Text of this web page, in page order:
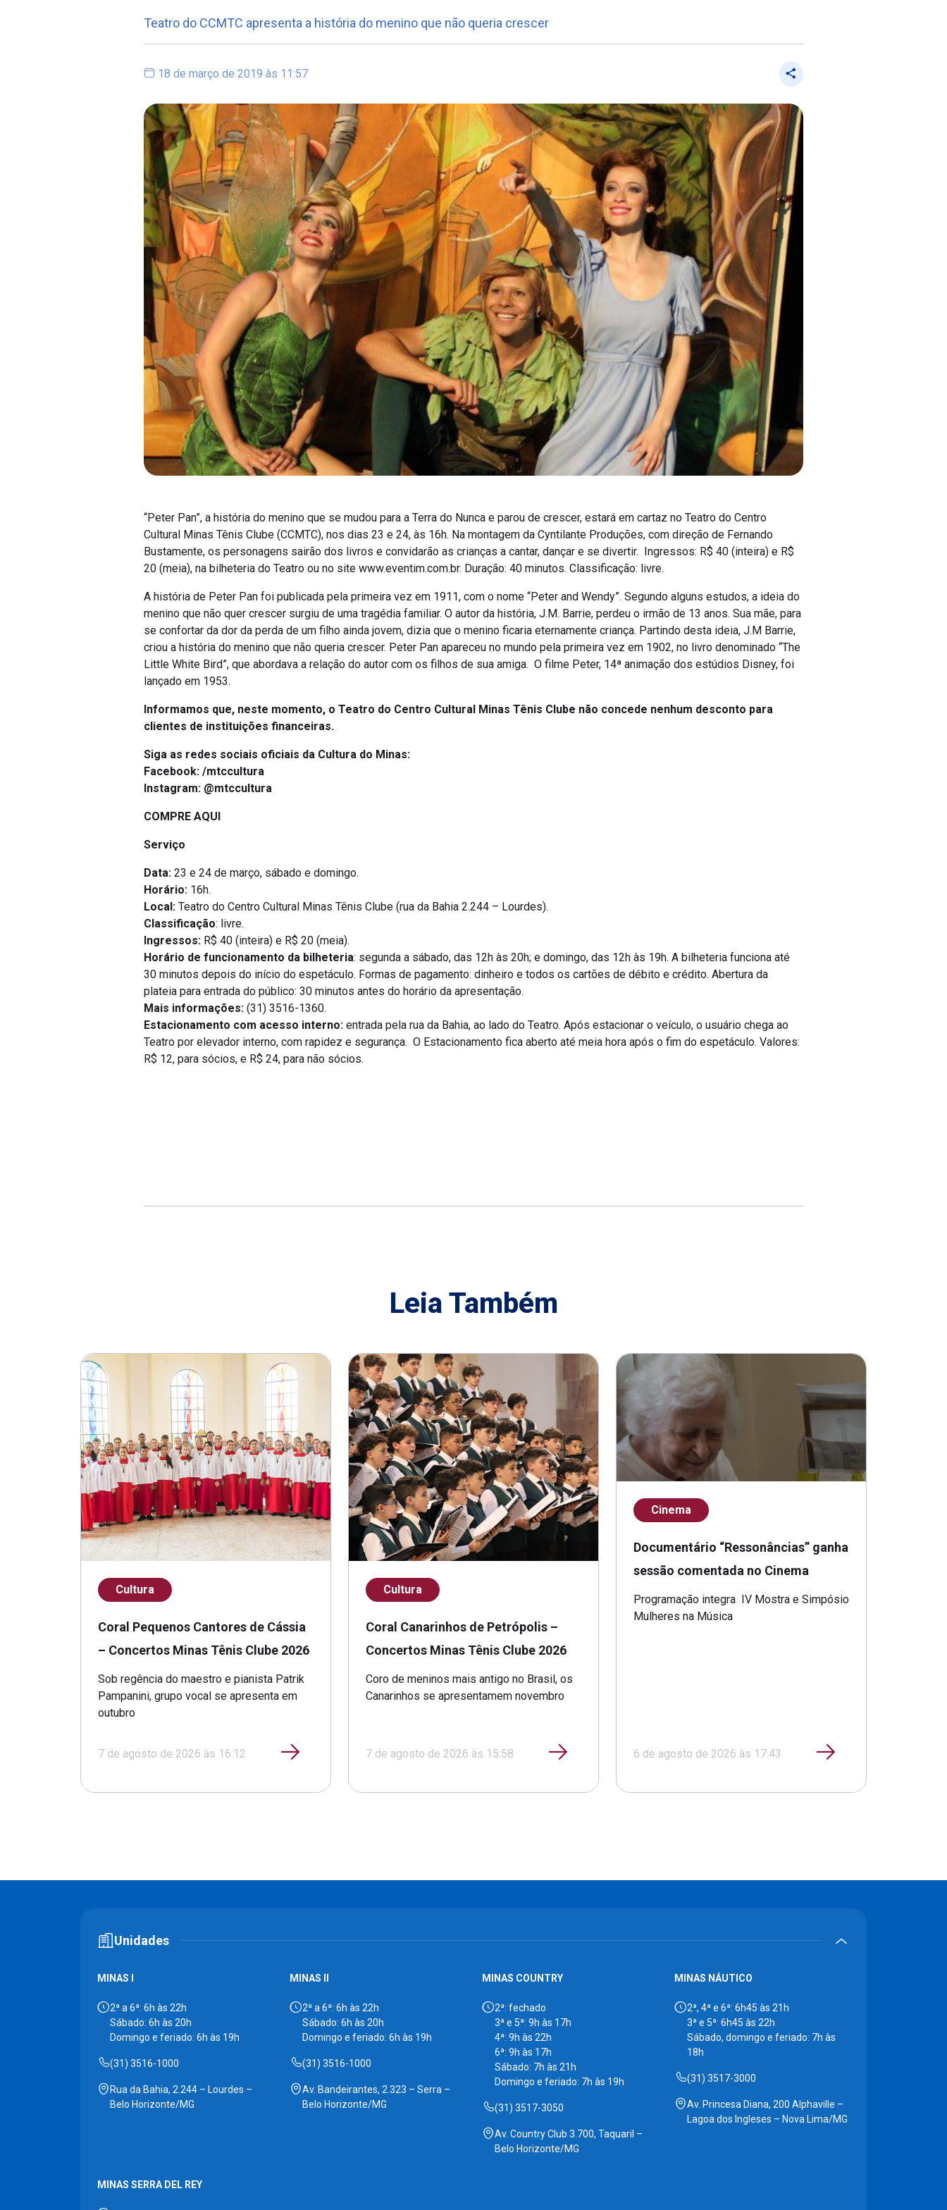
Teatro do CCMTC apresenta a história do menino que não queria crescer
18 de março de 2019 às 11:57
“Peter Pan”, a história do menino que se mudou para a Terra do Nunca e parou de crescer, estará em cartaz no Teatro do Centro
Cultural Minas Tênis Clube (CCMTC), nos dias 23 e 24, às 16h. Na montagem da Cyntilante Produções, com direção de Fernando
Bustamente, os personagens sairão dos livros e convidarão as crianças a cantar, dançar e se divertir. Ingressos: R$ 40 (inteira) e R$
20 (meia), na bilheteria do Teatro ou no site www.eventim.com.br. Duração: 40 minutos. Classificação: livre.
A história de Peter Pan foi publicada pela primeira vez em 1911, com o nome “Peter and Wendy”. Segundo alguns estudos, a ideia do
menino que não quer crescer surgiu de uma tragédia familiar. O autor da história, J.M. Barrie, perdeu o irmão de 13 anos. Sua mãe, para
se confortar da dor da perda de um filho ainda jovem, dizia que o menino ficaria eternamente criança. Partindo desta ideia, J.M Barrie,
criou a história do menino que não queria crescer. Peter Pan apareceu no mundo pela primeira vez em 1902, no livro denominado “The
Little White Bird”, que abordava a relação do autor com os filhos de sua amiga. O filme Peter, 14ª animação dos estúdios Disney, foi
lançado em 1953.
Informamos que, neste momento, o Teatro do Centro Cultural Minas Tênis Clube não concede nenhum desconto para
clientes de instituições financeiras.
Siga as redes sociais oficiais da Cultura do Minas:
Facebook: /mtccultura
Instagram: @mtccultura
COMPRE AQUI
Serviço
Data: 23 e 24 de março, sábado e domingo.
Horário: 16h.
Local: Teatro do Centro Cultural Minas Tênis Clube (rua da Bahia 2.244 – Lourdes).
Classificação: livre.
Ingressos: R$ 40 (inteira) e R$ 20 (meia).
Horário de funcionamento da bilheteria: segunda a sábado, das 12h às 20h; e domingo, das 12h às 19h. A bilheteria funciona até
30 minutos depois do início do espetáculo. Formas de pagamento: dinheiro e todos os cartões de débito e crédito. Abertura da
plateia para entrada do público: 30 minutos antes do horário da apresentação.
Mais informações: (31) 3516-1360.
Estacionamento com acesso interno: entrada pela rua da Bahia, ao lado do Teatro. Após estacionar o veículo, o usuário chega ao
Teatro por elevador interno, com rapidez e segurança. O Estacionamento fica aberto até meia hora após o fim do espetáculo. Valores:
R$ 12, para sócios, e R$ 24, para não sócios.
Leia Também
Cultura
Coral Pequenos Cantores de Cássia
– Concertos Minas Tênis Clube 2026
Sob regência do maestro e pianista Patrik
Pampanini, grupo vocal se apresenta em
outubro
7 de agosto de 2026 às 16:12
Cultura
Coral Canarinhos de Petrópolis –
Concertos Minas Tênis Clube 2026
Coro de meninos mais antigo no Brasil, os
Canarinhos se apresentamem novembro
7 de agosto de 2026 às 15:58
Cinema
Documentário “Ressonâncias” ganha
sessão comentada no Cinema
Programação integra IV Mostra e Simpósio
Mulheres na Música
6 de agosto de 2026 às 17:43
Unidades
MINAS I
2ª a 6ª: 6h às 22h
Sábado: 6h às 20h
Domingo e feriado: 6h às 19h
(31) 3516-1000
Rua da Bahia, 2.244 – Lourdes –
Belo Horizonte/MG
MINAS II
2ª a 6ª: 6h às 22h
Sábado: 6h às 20h
Domingo e feriado: 6h às 19h
(31) 3516-1000
Av. Bandeirantes, 2.323 – Serra –
Belo Horizonte/MG
MINAS COUNTRY
2ª: fechado
3ª e 5ª: 9h às 17h
4ª: 9h às 22h
6ª: 9h às 17h
Sábado: 7h às 21h
Domingo e feriado: 7h às 19h
(31) 3517-3050
Av. Country Club 3.700, Taquaril –
Belo Horizonte/MG
MINAS NÁUTICO
2ª, 4ª e 6ª: 6h45 às 21h
3ª e 5ª: 6h45 às 22h
Sábado, domingo e feriado: 7h às
18h
(31) 3517-3000
Av. Princesa Diana, 200 Alphaville –
Lagoa dos Ingleses – Nova Lima/MG
MINAS SERRA DEL REY